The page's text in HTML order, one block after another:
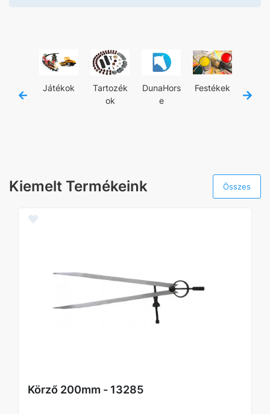
Játékok
Tartozék
ok
DunaHors
e
Festékek
Kiemelt Termékeink Összes
Körző 200mm - 13285